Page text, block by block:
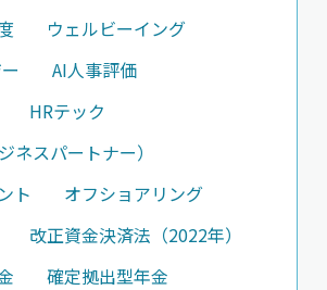
ウェルビーイング
AI人事評価
HRテック
ネスパートナー）
ト
オフショアリング
改正資金決済法（2022年）
確定拠出型年金